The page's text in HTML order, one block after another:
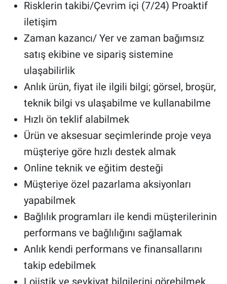
Risklerin takibi/Çevrim içi (7/24) Proaktif
iletişim
Zaman kazancı/ Yer ve zaman bağımsız
satış ekibine ve sipariş sistemine
ulaşabilirlik
Anlık ürün, fiyat ile ilgili bilgi; görsel, broşür,
teknik bilgi vs ulaşabilme ve kullanabilme
Hızlı ön teklif alabilmek
Ürün ve aksesuar seçimlerinde proje veya
müşteriye göre hızlı destek almak
Online teknik ve eğitim desteği
Müşteriye özel pazarlama aksiyonları
yapabilmek
Bağlılık programları ile kendi müşterilerinin
performans ve bağlılığını sağlamak
Anlık kendi performans ve finansallarını
takip edebilmek